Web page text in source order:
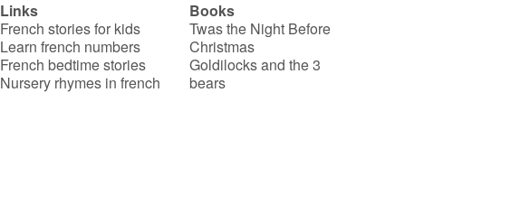
Links
French stories for kids
Learn french numbers
French bedtime stories
Nursery rhymes in french
Books
Twas the Night Before
Christmas
Goldilocks and the 3
bears